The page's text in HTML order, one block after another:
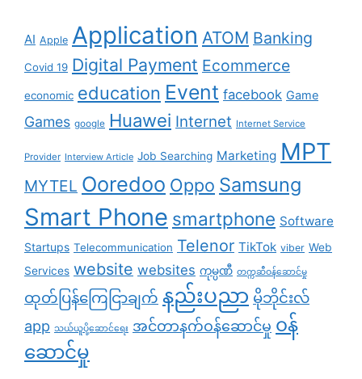
AI Apple Application ATOM Banking
Covid 19 Digital Payment Ecommerce
economic education Event facebook Game
Games google Huawei Internet Internet Service
Provider Interview Article Job Searching Marketing MPT
MYTEL Ooredoo Oppo Samsung
Smart Phone smartphone Software
Startups Telecommunication Telenor TikTok viber Web
Services website websites ကုမ္ပဏီ တက္ကဆီဝန်ဆောင်မှု
ထုတ်ပြန်ကြေငြာချက် နည်းပညာ မိုဘိုင်းလ်
app သယ်ယူပို့ဆောင်ရေး အင်တာနက်ဝန်ဆောင်မှု ၀န်
ဆောင်မှု